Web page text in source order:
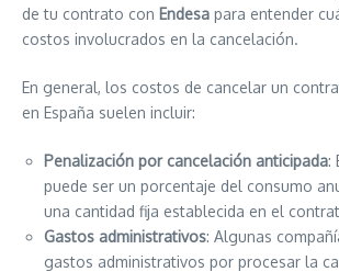
de tu contrato con Endesa para entender
costos involucrados en la cancelación.
En general, los costos de cancelar un
en España suelen incluir:
Penalización por cancelación anticipada:
puede ser un porcentaje del consumo
una cantidad fija establecida en el
Gastos administrativos: Algunas
gastos administrativos por procesar la